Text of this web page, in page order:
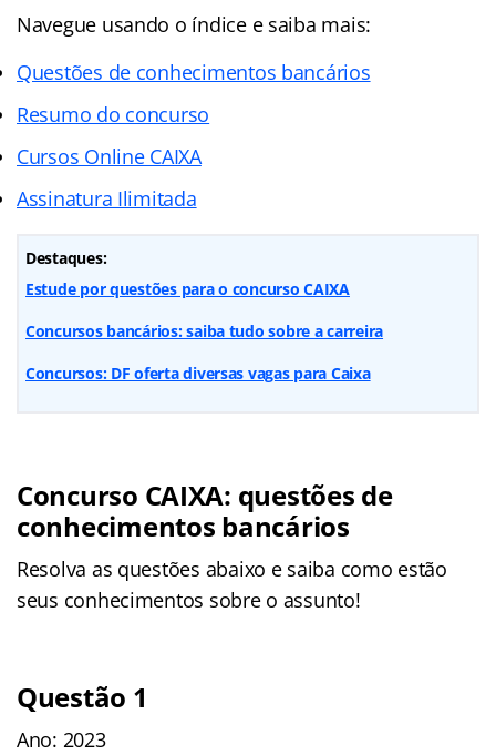
Navegue usando o índice e saiba mais:
Questões de conhecimentos bancários
Resumo do concurso
Cursos Online CAIXA
Assinatura Ilimitada
Destaques:
Estude por questões para o concurso CAIXA
Concursos bancários: saiba tudo sobre a carreira
Concursos: DF oferta diversas vagas para Caixa
Concurso CAIXA: questões de
conhecimentos bancários
Resolva as questões abaixo e saiba como estão
seus conhecimentos sobre o assunto!
Questão 1
Ano: 2023